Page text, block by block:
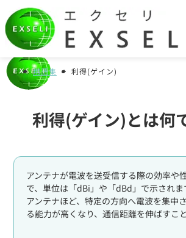
用語集 利得(ゲイン)
利得(ゲイン)とは何
アンテナが電波を送受信する際の効率や
で、単位は「dBi」や「dBd」で示されま
アンテナほど、特定の方向へ電波を集中
る能力が高くなり、通信距離を伸ばすこ